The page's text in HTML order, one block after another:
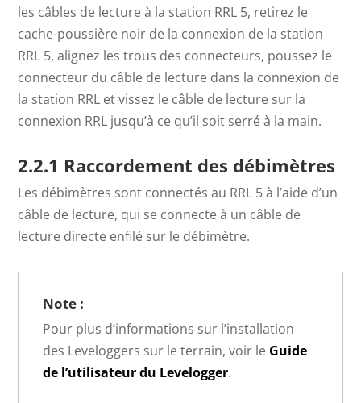
les câbles de lecture à la station RRL 5, retirez le
cache-poussière noir de la connexion de la station
RRL 5, alignez les trous des connecteurs, poussez le
connecteur du câble de lecture dans la connexion de
la station RRL et vissez le câble de lecture sur la
connexion RRL jusqu’à ce qu’il soit serré à la main.
2.2.1 Raccordement des débimètres
Les débimètres sont connectés au RRL 5 à l’aide d’un
câble de lecture, qui se connecte à un câble de
lecture directe enfilé sur le débimètre.
Note :
Pour plus d’informations sur l’installation
des Leveloggers sur le terrain, voir le Guide
de l’utilisateur du Levelogger.